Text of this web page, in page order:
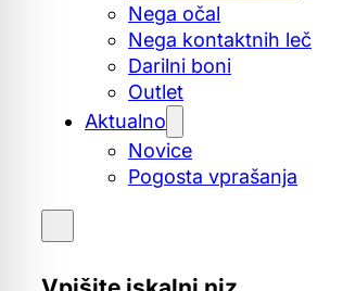
Nega očal
Nega kontaktnih leč
Darilni boni
Outlet
Aktualno
Novice
Pogosta vprašanja